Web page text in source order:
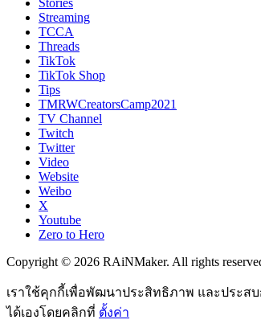
Stories
Streaming
TCCA
Threads
TikTok
TikTok Shop
Tips
TMRWCreatorsCamp2021
TV Channel
Twitch
Twitter
Video
Website
Weibo
X
Youtube
Zero to Hero
Copyright © 2026 RAiNMaker. All rights
เราใช้คุกกี้เพื่อพัฒนาประสิทธิภาพ และประ
ได้เองโดยคลิกที่ ตั้งค่า